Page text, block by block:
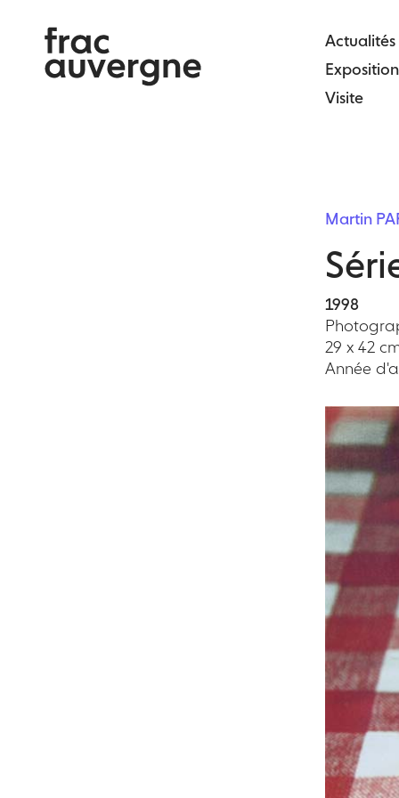
content
Actualités
Visite
Martin
1998
29 x 42
Année